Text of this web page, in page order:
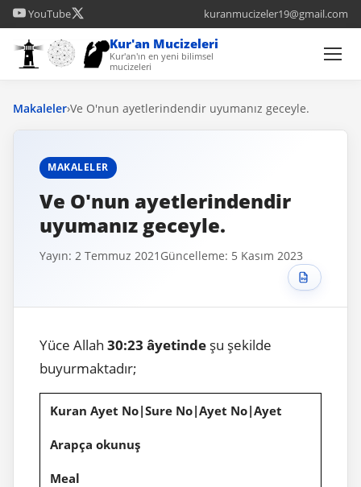
YouTube kuranmucizeler19@gmail.com
Kur'an Mucizeleri
Kur'an'ın en yeni bilimsel
mucizeleri
Makaleler›Ve O'nun ayetlerindendir uyumanız geceyle.
MAKALELER
Ve O'nun ayetlerindendir
uyumanız geceyle.
Yayın: 2 Temmuz 2021 Güncelleme: 5 Kasım 2023
Yüce Allah 30:23 âyetinde şu şekilde
buyurmaktadır;
Kuran Ayet No|Sure No|Ayet No|Ayet
Arapça okunuş
Meal